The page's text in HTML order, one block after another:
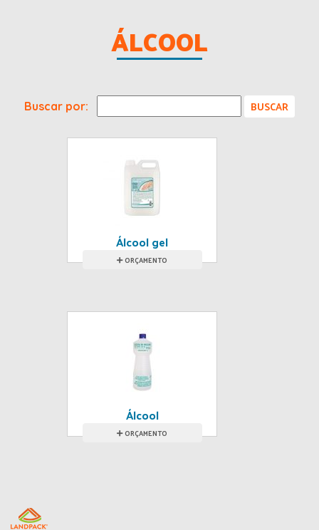
ÁLCOOL
Buscar por:
Álcool gel
ORÇAMENTO
Álcool
ORÇAMENTO